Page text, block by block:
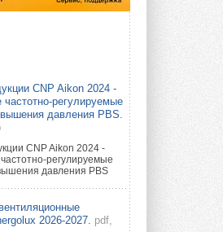
CNP Aikon 2024 -
частотно-регулируемые
давления PBS.
CNP Aikon 2024 -
регулируемые
давления PBS
2026-2027. pdf,